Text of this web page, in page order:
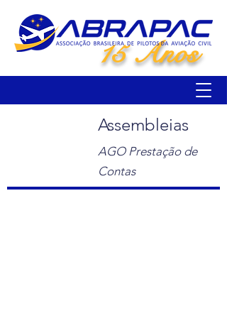
15 Anos
Assembleias
AGO Prestação de
Contas